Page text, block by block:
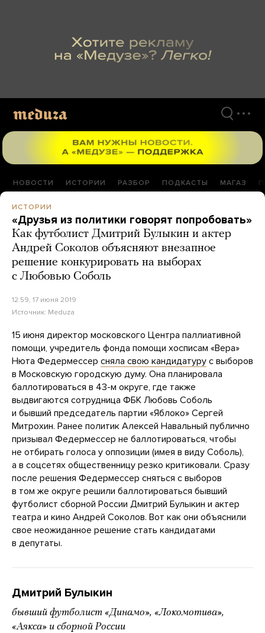
НОВОСТИ ИСТОРИИ РАЗБОР ПОДКАСТЫ МАГАЗ
ИСТОРИИ
«Друзья из политики говорят попробовать»
Как футболист Дмитрий Булыкин и актер
Андрей Соколов объясняют внезапное
решение конкурировать на выборах
с Любовью Соболь
12:59, 17 июня 2019
Источник: Meduza
15 июня директор московского Центра паллиативной
помощи, учредитель фонда помощи хосписам «Вера»
Нюта Федермессер сняла свою кандидатуру с выборов
в Московскую городскую думу. Она планировала
баллотироваться в 43-м округе, где также
выдвигаются сотрудница ФБК Любовь Соболь
и бывший председатель партии «Яблоко» Сергей
Митрохин. Ранее политик Алексей Навальный публично
призывал Федермессер не баллотироваться, чтобы
не отбирать голоса у оппозиции (имея в виду Соболь),
а в соцсетях общественницу резко критиковали. Сразу
после решения Федермессер сняться с выборов
в том же округе решили баллотироваться бывший
футболист сборной России Дмитрий Булыкин и актер
театра и кино Андрей Соколов. Вот как они объяснили
свое неожиданное решение стать кандидатами
в депутаты.
Дмитрий Булыкин
бывший футболист «Динамо», «Локомотива»,
«Аякса» и сборной России